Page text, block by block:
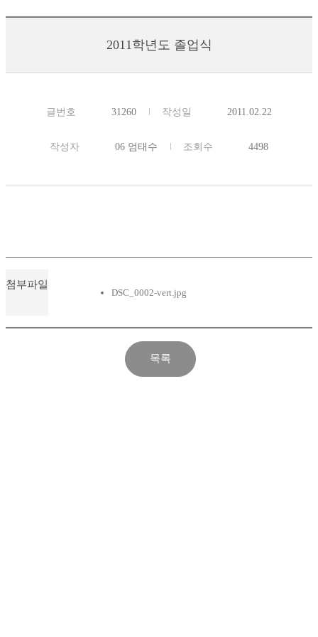
2011학년도 졸업식
글번호 31260 작성일 2011.02.22
작성자 06 엄태수 조회수 4498
첨부파일
DSC_0002-vert.jpg